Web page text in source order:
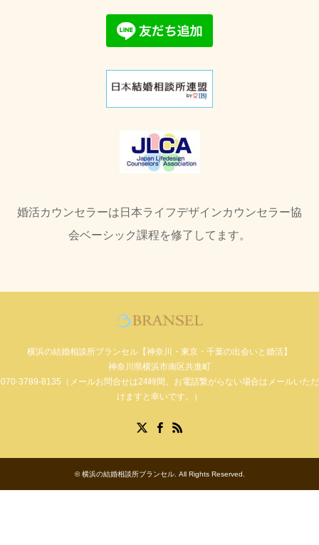
婚活カウンセラーは日本ライフデザインカウンセラー協
会ベーシック課程を修了してます。
横浜の結婚相談所ブランセル【神奈川・東京・千葉の出会いと婚活】
神奈川県横浜市南区共進町
070-3789-8135（メールお問合せは24時間。お電話繋がらない場合はメールいただ
けますと幸いです。）
©横浜の結婚相談所ブランセル. All Rights Reserved.